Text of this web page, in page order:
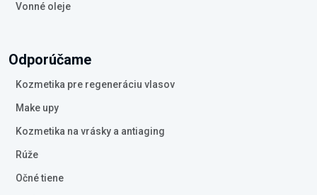
Vonné oleje
Odporúčame
Kozmetika pre regeneráciu vlasov
Make upy
Kozmetika na vrásky a antiaging
Rúže
Očné tiene